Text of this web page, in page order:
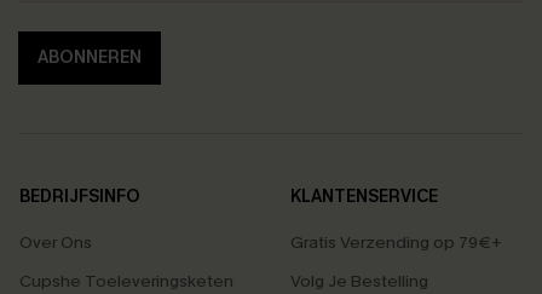
ABONNEREN
BEDRIJFSINFO
Over Ons
Cupshe Toeleveringsketen
KLANTENSERVICE
Gratis Verzending op 79€+
Volg Je Bestelling